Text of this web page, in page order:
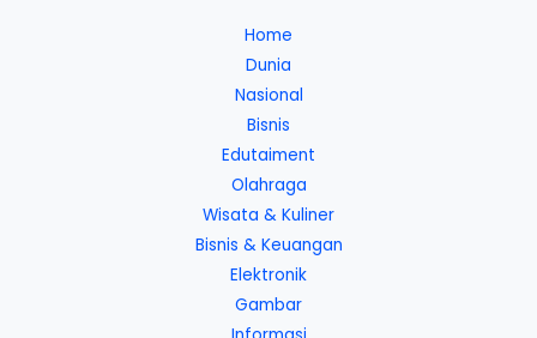
Home
Dunia
Nasional
Bisnis
Edutaiment
Olahraga
Wisata & Kuliner
Bisnis & Keuangan
Elektronik
Gambar